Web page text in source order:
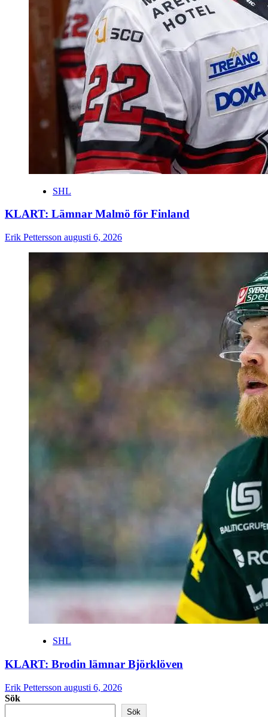
SHL
KLART: Lämnar Malmö för Finland
Erik Pettersson augusti 6, 2026
SHL
KLART: Brodin lämnar Björklöven
Erik Pettersson augusti 6, 2026
Sök
Sök